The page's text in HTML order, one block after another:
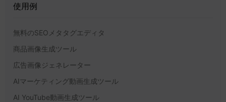
使用例
無料のSEOメタタグエディタ
商品画像生成ツール
広告画像ジェネレーター
AIマーケティング動画生成ツール
AI YouTube動画生成ツール